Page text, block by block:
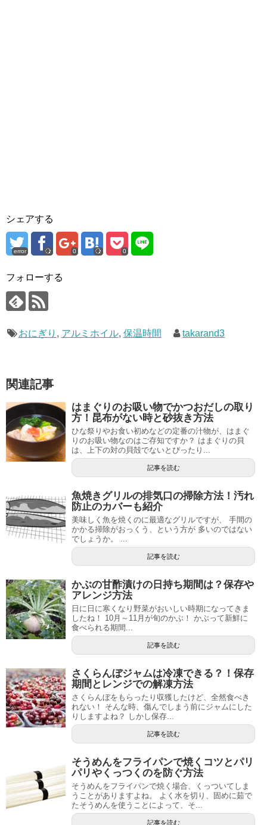
シェアする
error 0 0
フォローする
おにぎり , アルミホイル, 保温時間 takarand3
関連記事
はまぐりのお吸い物でかつおだしの取り
方！昆布がない時と砂抜き方法
ひな祭りやお食い初めなどの定番の汁物が、はまぐ
りのお吸い物なのはご存知ですか？ はまぐりの貝
は、上下の対の貝殻でないとぴったり...
記事を読む
魚焼きグリルの排気口の掃除方法！汚れ
防止のカバーも紹介
美味しく魚を焼くのに最適なグリルですが、 手間の
かかる掃除がおっくう、という方が 多いのではない
でしょうか。 ...
記事を読む
かぶの甘酢漬けの日持ち期間は？保存や
アレンジ方法
日に日に寒くなり野菜がおいしい時期になってきま
したね！ 10月～11月が旬のかぶ！ かぶって新鮮に
食べられる期間...
記事を読む
さくらんぼジャムは冷凍できる？！保存
期間とレンジでの解凍方法
さくらんぼをもらったり収獲したけど、全然食べき
れない！ そんな時、傷んでしまう前にジャムにした
りしますよね？ しかし保存...
記事を読む
そうめんをフライパンで焼くコツとパリ
パリやくっつくのを防ぐ方法
そうめんをフライパンで焼く場合、くっついてしま
うことがありますよね。 よく水を切り、固めに茹で
たそうめんを使うことによって、そ...
記事を読む